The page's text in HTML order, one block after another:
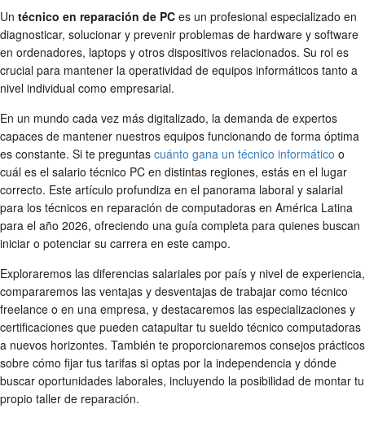
Un técnico en reparación de PC es un profesional especializado en
diagnosticar, solucionar y prevenir problemas de hardware y software
en ordenadores, laptops y otros dispositivos relacionados. Su rol es
crucial para mantener la operatividad de equipos informáticos tanto a
nivel individual como empresarial.
En un mundo cada vez más digitalizado, la demanda de expertos
capaces de mantener nuestros equipos funcionando de forma óptima
es constante. Si te preguntas cuánto gana un técnico informático o
cuál es el salario técnico PC en distintas regiones, estás en el lugar
correcto. Este artículo profundiza en el panorama laboral y salarial
para los técnicos en reparación de computadoras en América Latina
para el año 2026, ofreciendo una guía completa para quienes buscan
iniciar o potenciar su carrera en este campo.
Exploraremos las diferencias salariales por país y nivel de experiencia,
compararemos las ventajas y desventajas de trabajar como técnico
freelance o en una empresa, y destacaremos las especializaciones y
certificaciones que pueden catapultar tu sueldo técnico computadoras
a nuevos horizontes. También te proporcionaremos consejos prácticos
sobre cómo fijar tus tarifas si optas por la independencia y dónde
buscar oportunidades laborales, incluyendo la posibilidad de montar tu
propio taller de reparación.